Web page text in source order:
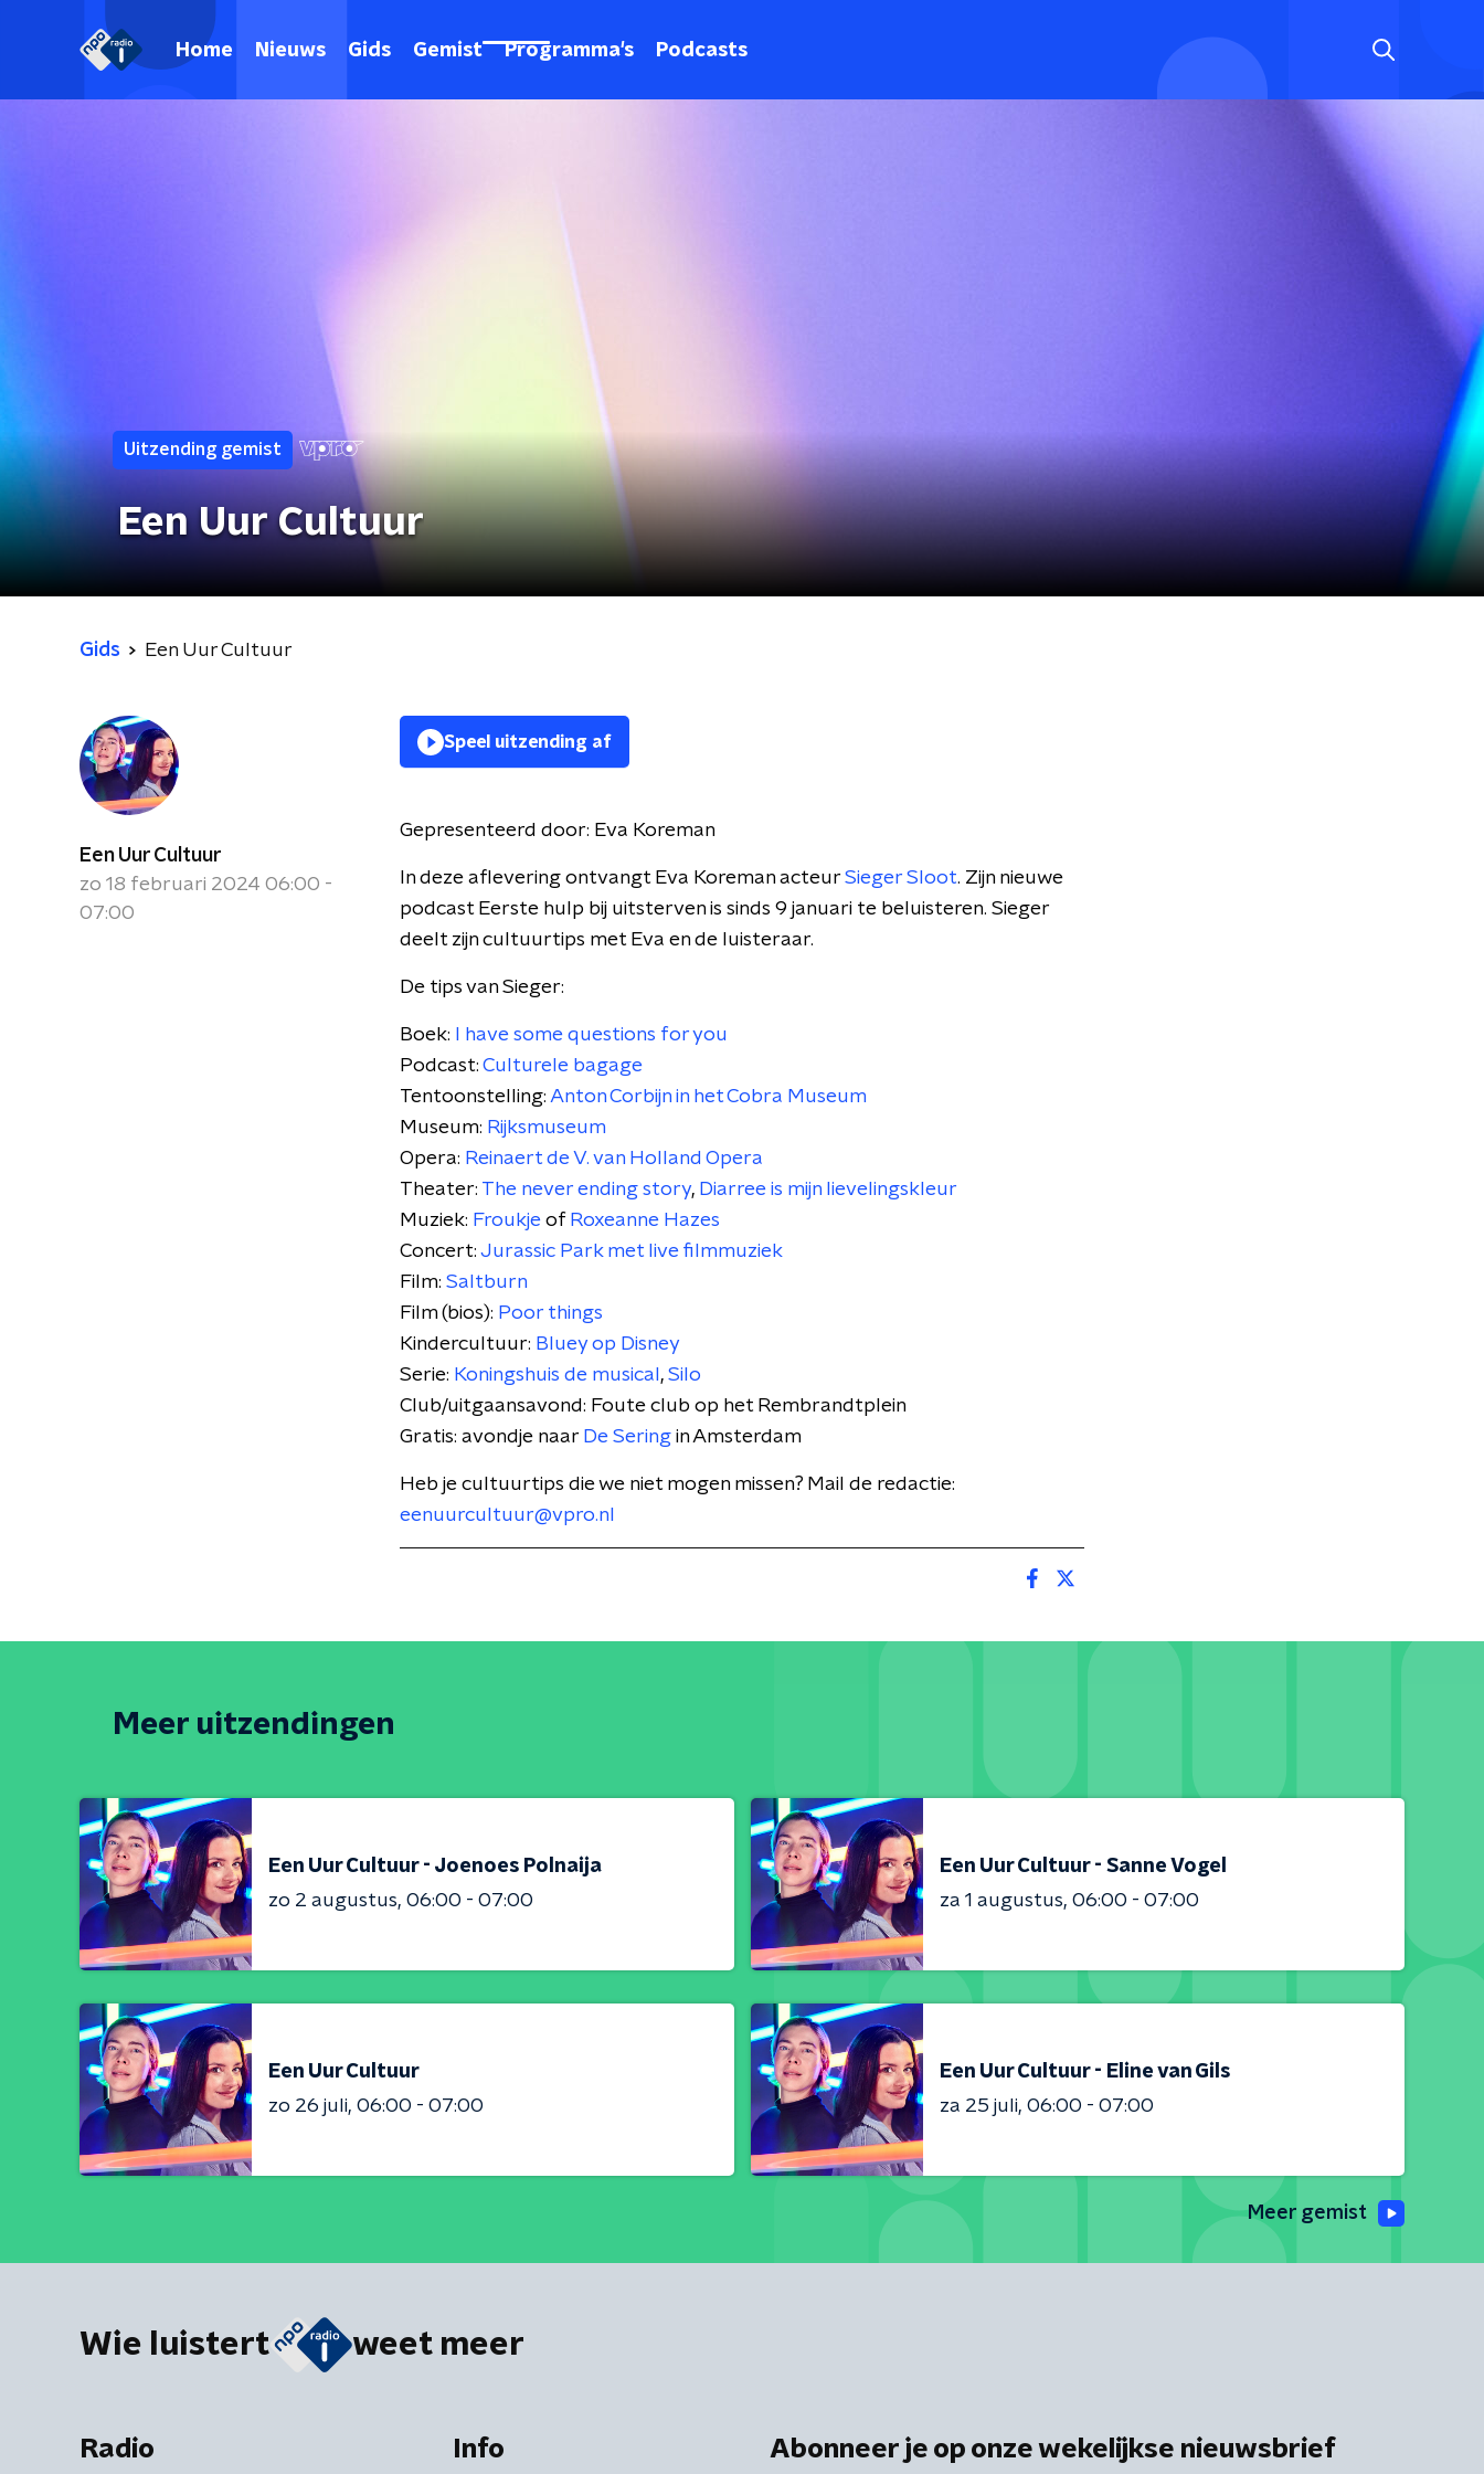
Home Nieuws Gids Gemist Programma's Podcasts
Uitzending gemist
Een Uur Cultuur
Gids Een Uur Cultuur
Een Uur Cultuur
zo 18 februari 2024 06:00 -
07:00
Speel uitzending af
Gepresenteerd door: Eva Koreman
In deze aflevering ontvangt Eva Koreman acteurSieger Sloot. Zijn nieuwe
podcast Eerste hulp bij uitsterven is sinds 9 januari te beluisteren. Sieger
deelt zijn cultuurtips met Eva en de luisteraar.
De tips van Sieger:
Boek: I have some questions for you
Podcast: Culturele bagage
Tentoonstelling: Anton Corbijn in het Cobra Museum
Museum: Rijksmuseum
Opera: Reinaert de V. van Holland Opera
Theater: The never ending story, Diarree is mijn lievelingskleur
Muziek: Froukje of Roxeanne Hazes
Concert: Jurassic Park met live filmmuziek
Film: Saltburn
Film (bios): Poor things
Kindercultuur: Bluey op Disney
Serie: Koningshuis de musical , Silo
Club/uitgaansavond: Foute club op het Rembrandtplein
Gratis: avondje naar De Sering in Amsterdam
Heb je cultuurtips die we niet mogen missen? Mail de redactie:
eenuurcultuur@vpro.nl
Meer uitzendingen
Een Uur Cultuur - Joenoes Polnaija
zo 2 augustus 06:00 - 07:00
Een Uur Cultuur - Sanne Vogel
za 1 augustus 06:00 - 07:00
Een Uur Cultuur
zo 26 juli 06:00 - 07:00
Een Uur Cultuur - Eline van Gils
za 25 juli 06:00 - 07:00
Meer gemist
Wie luistert weet meer
Radio Info Abonneer je op onze wekelijkse nieuwsbrief